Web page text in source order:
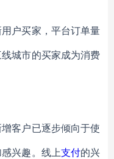
户买家，平台订单量
城市的买家成为消费
客户已逐步倾向于使
兴趣。线上支付的兴